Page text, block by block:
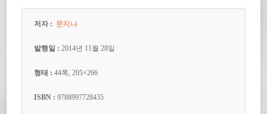
저자 : 문지나
발행일 : 2014년 11월 28일
형태 : 44쪽, 205×266
ISBN : 9788997728435